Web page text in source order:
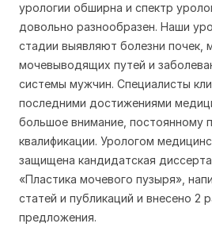
урологии обширна и спектр
довольно разнообразен. Наши
стадии выявляют болезни почек,
мочевыводящих путей и
системы мужчин. Специалисты
последними достижениями
большое внимание, постоянному
квалификации. Урологом
защищена кандидатская
«Пластика мочевого пузыря»,
статей и публикаций и внесено 2
предложения.